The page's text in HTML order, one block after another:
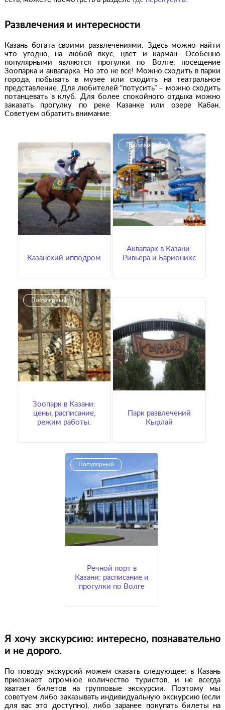
Развлечения и интересности
Казань богата своими развлечениями. Здесь можно найти
что угодно, на любой вкус, цвет и карман. Особенно
популярными являются прогулки по Волге, посещение
Зоопарка и аквапарка. Но это не все! Можно сходить в парки
города, побывать в музее или сходить на театральное
представление. Для любителей “потусить” – можно сходить
потанцевать в клуб. Для более спокойного отдыха можно
заказать прогулку по реке Казанке или озере Кабан.
Советуем обратить внимание:
Казанский ипподром
Популярный
Аквапарк в Казани:
Ривьера и Барионикс
Популярный
Зоопарк в Казани:
цены, расписание,
режим работы.
Популярный
Парк развлечений
Кырлай
Речной порт в
Казани: расписание и
прогулки по Волге
Популярный
Я хочу экскурсию: интересно, познавательно
и не дорого.
По поводу экскурсий можем сказать следующее: в Казань
приезжает огромное количество туристов, и не всегда
хватает билетов на групповые экскурсии. Поэтому мы
советуем либо заказывать индивидуальную экскурсию (если
для вас это доступно), либо заранее покупать билеты на